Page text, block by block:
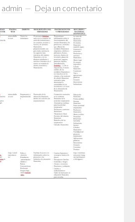
admin Deja un comentario